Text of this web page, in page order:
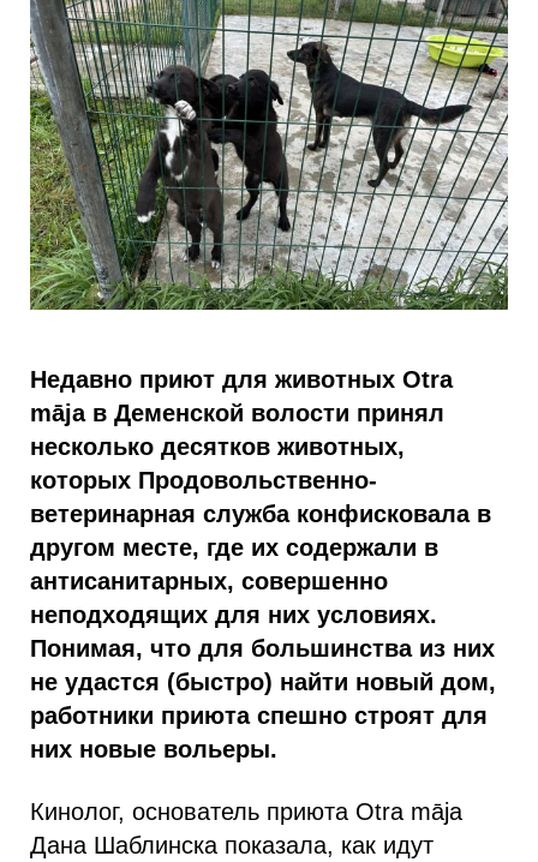
Недавно приют для животных Otra
māja в Деменской волости принял
несколько десятков животных,
которых Продовольственно-
ветеринарная служба конфисковала в
другом месте, где их содержали в
антисанитарных, совершенно
неподходящих для них условиях.
Понимая, что для большинства из них
не удастся (быстро) найти новый дом,
работники приюта спешно строят для
них новые вольеры.
Кинолог, основатель приюта Otra māja
Дана Шаблинска показала, как идут